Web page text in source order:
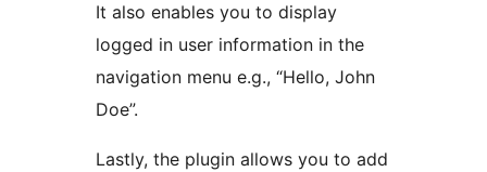
It also enables you to display
logged in user information in the
navigation menu e.g., “Hello, John
Doe”.
Lastly, the plugin allows you to add